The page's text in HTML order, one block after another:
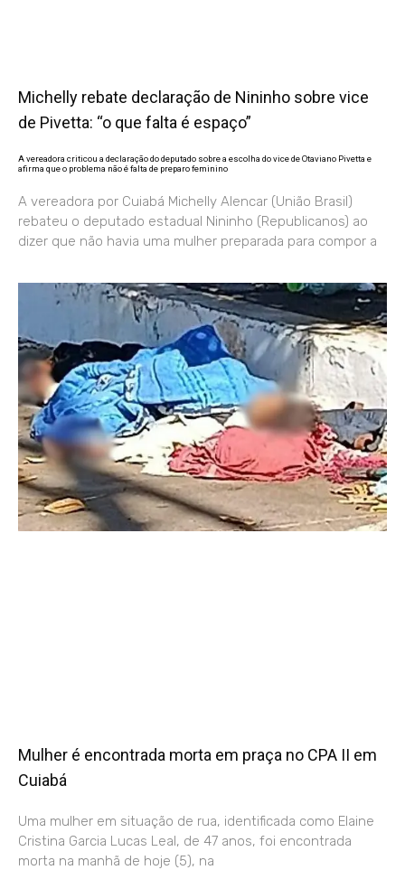
Michelly rebate declaração de Nininho sobre vice
de Pivetta: “o que falta é espaço”
A vereadora criticou a declaração do deputado sobre a escolha do vice de Otaviano Pivetta e
afirma que o problema não é falta de preparo feminino
A vereadora por Cuiabá Michelly Alencar (União Brasil)
rebateu o deputado estadual Nininho (Republicanos) ao
dizer que não havia uma mulher preparada para compor a
Mulher é encontrada morta em praça no CPA II em
Cuiabá
Uma mulher em situação de rua, identificada como Elaine
Cristina Garcia Lucas Leal, de 47 anos, foi encontrada
morta na manhã de hoje (5), na